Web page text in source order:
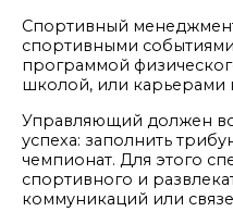
Спортивный
спортивными
программой
школой, или карьерами
Управляющий должен
успеха: заполнить
чемпионат. Для этого
спортивного и
коммуникаций или